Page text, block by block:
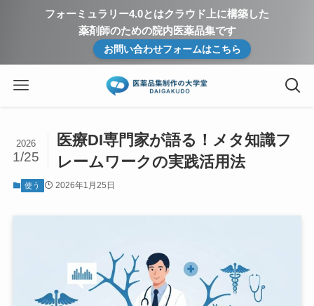
フォーミュラリー4.0とはクラウド上に構築した
薬剤師のための院内医薬品集です
お問い合わせフォームはこちら
医療DI専門家が語る！メタ知識フ
レームワークの実践活用法
2026
1/25
使う 2026年1月25日